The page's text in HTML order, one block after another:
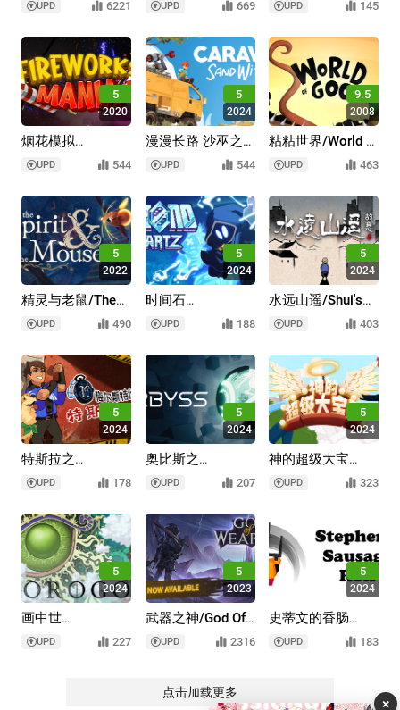
II
UPD 6221 UPD 669
Down the
UPD 145
5
2020
烟花模拟
器/Fireworks
Mania - An
Simulator
UPD 544
5
2024
漫漫长路 沙巫之
旅/Caravan
SandWitch
UPD 544
9.5
2008
粘粘世界/World of
GooUPD 463
5
2022
精灵与老鼠/The
Spirit and the
Mouse
UPD 490
5
2024
时间石
英/Chronoquartz
UPD 188
5
2024
水远山遥/Shui's
Odyssey
UPD 403
5
2024
特斯拉之
谜/MAELSTROM
LEGACY: The
UPD 178
5
2024
奥比斯之
环/Orbyss
UPD 207
5
2024
神的超级大宝
贝/The Holy Gosh
Darn
UPD 323
5
2024
画中世
界/Gorogoa
UPD 227
5
2023
武器之神/God Of
Weapons
UPD 2316
5
2024
史蒂文的香肠
卷/Stephen's
Sausage Roll
UPD 183
点击加载更多
×